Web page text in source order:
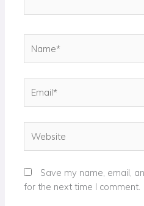
Save my name, email,
for the next time I comment.